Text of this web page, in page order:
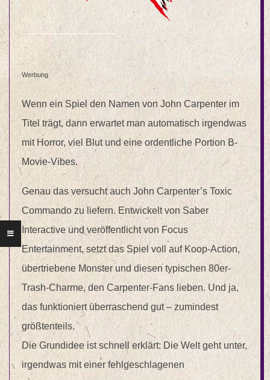
Werbung
Wenn ein Spiel den Namen von John Carpenter im
Titel trägt, dann erwartet man automatisch irgendwas
mit Horror, viel Blut und eine ordentliche Portion B-
Movie-Vibes.
Genau das versucht auch John Carpenter’s Toxic
Commando zu liefern. Entwickelt von Saber
Interactive und veröffentlicht von Focus
Entertainment, setzt das Spiel voll auf Koop-Action,
übertriebene Monster und diesen typischen 80er-
Trash-Charme, den Carpenter-Fans lieben. Und ja,
das funktioniert überraschend gut – zumindest
größtenteils.
Die Grundidee ist schnell erklärt: Die Welt geht unter,
irgendwas mit einer fehlgeschlagenen